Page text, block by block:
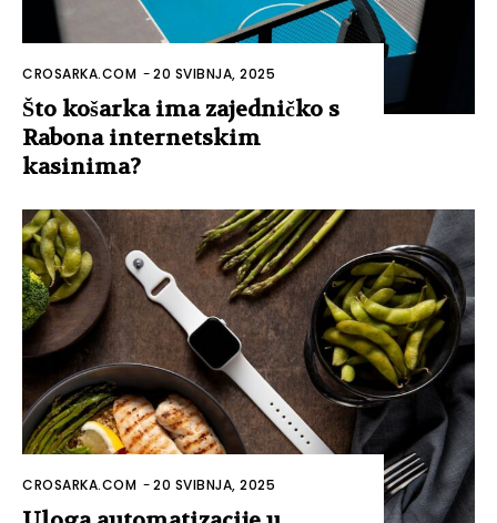
CROSARKA.COM -20 SVIBNJA, 2025
Što košarka ima zajedničko s
Rabona internetskim
kasinima?
CROSARKA.COM -20 SVIBNJA, 2025